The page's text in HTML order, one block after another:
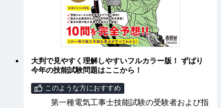
大判で見やすく理解しやすいフルカラー版！ ずばり
今年の技能試験問題はここから！
このような方におすすめ
第一種電気工事士技能試験の受験者および指